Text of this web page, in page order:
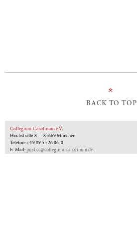
»
BACK TO TOP
Collegium Carolinum e.V.
Hochstraße 8 — 81669 München
Telefon: +49 89 55 26 06-0
E-Mail:post.cc@collegium-carolinum.de